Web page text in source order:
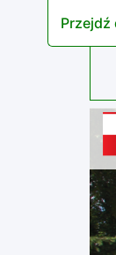
Przejdź